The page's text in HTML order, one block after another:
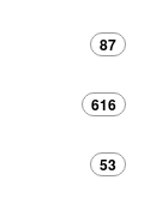
87
616
53